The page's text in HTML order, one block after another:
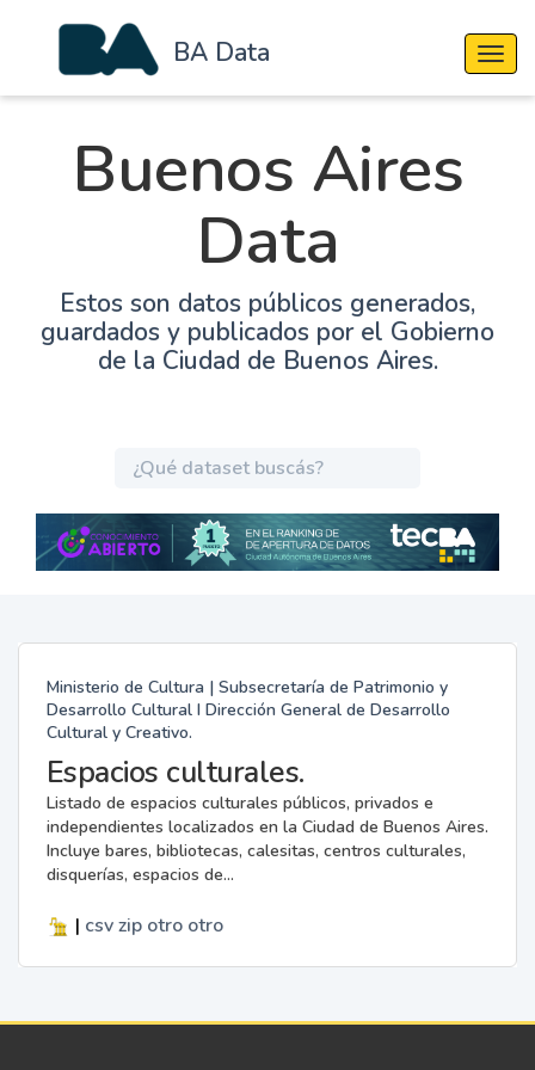
BA Data
Buenos Aires
Data
Estos son datos públicos generados,
guardados y publicados por el Gobierno
de la Ciudad de Buenos Aires.
Ministerio de Cultura | Subsecretaría de Patrimonio y
Desarrollo Cultural I Dirección General de Desarrollo
Cultural y Creativo.
Espacios culturales.
Listado de espacios culturales públicos, privados e
independientes localizados en la Ciudad de Buenos Aires.
Incluye bares, bibliotecas, calesitas, centros culturales,
disquerías, espacios de...
| csv zip otro otro